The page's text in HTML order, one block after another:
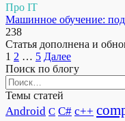
Про IT
Машинное обучение:
238
Статья дополнена и
Пагинация
записей
1 2 … 5 Далее
Поиск по блогу
Search
for:
Темы статей
Android C C# c++